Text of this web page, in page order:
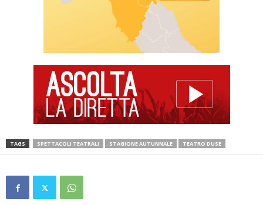
TAGS SPETTACOLI TEATRALI STAGIONE AUTUNNALE TEATRO DUSE